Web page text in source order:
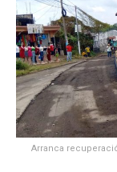
Arranca